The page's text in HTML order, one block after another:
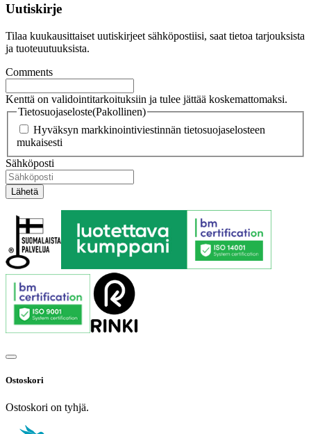
Uutiskirje
Tilaa kuukausittaiset uutiskirjeet sähköpostiisi, saat tietoa tarjouksista
ja tuoteuutuuksista.
Comments
Kenttä on validointitarkoituksiin ja tulee jättää koskemattomaksi.
Tietosuojaseloste(Pakollinen)
Hyväksyn markkinointiviestinnän tietosuojaselosteen
mukaisesti
Sähköposti
Ostoskori
Ostoskori on tyhjä.